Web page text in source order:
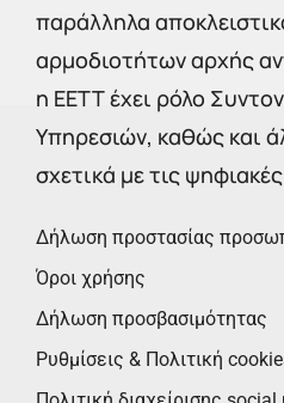
παράλληλα
αρμοδιοτήτων αρχής
η ΕΕΤΤ έχει ρόλο
Υπηρεσιών, καθώς και
σχετικά με τις
Δήλωση προστασίας
Όροι χρήσης
Δήλωση προσβασιμότητας
Ρυθμίσεις & Πολιτική